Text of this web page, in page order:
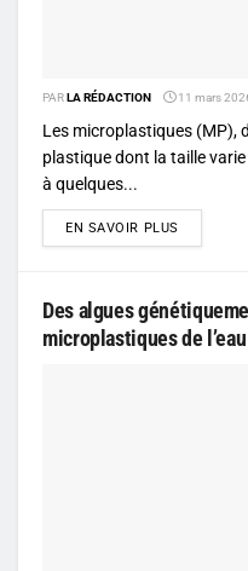
PARLA RÉDACTION 11 mars
Les microplastiques (MP),
plastique dont la taille
à quelques...
EN SAVOIR PLUS
Des algues
microplastiques de l’eau